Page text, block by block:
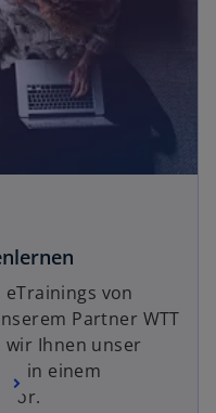
von
Partner WTT
wir Ihnen unser
in einem
vor.